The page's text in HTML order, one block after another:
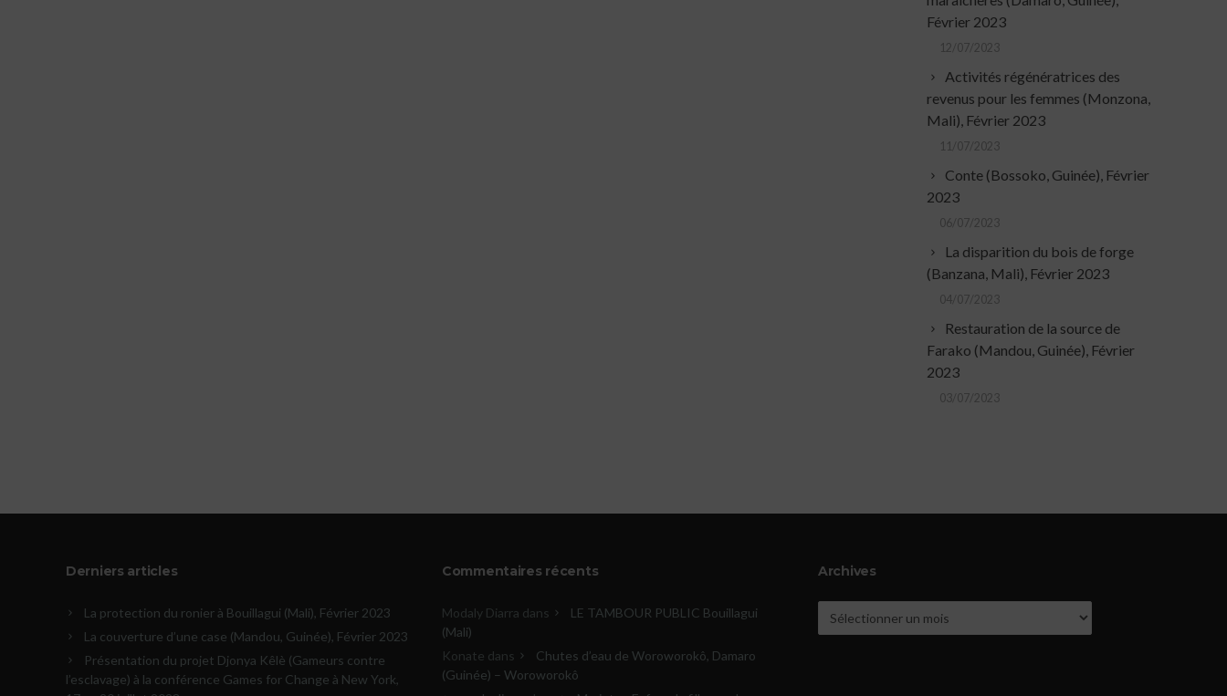
Février 2023
12/07/2023
Activités régénératrices des
revenus pour les femmes (Monzona,
Mali), Février 2023
11/07/2023
Conte (Bossoko, Guinée), Février
2023
06/07/2023
La disparition du bois de forge
(Banzana, Mali), Février 2023
04/07/2023
Restauration de la source de
Farako (Mandou, Guinée), Février
2023
03/07/2023
Derniers articles
La protection du ronier à Bouillagui (Mali), Février 2023
La couverture d’une case (Mandou, Guinée), Février 2023
Présentation du projet Djonya Kêlè (Gameurs contre
l’esclavage) à la conférence Games for Change à New York,
Commentaires récents
Modaly Diarra dans
LE TAMBOUR PUBLIC Bouillagui
(Mali)
Konate dans
Chutes d’eau de Woroworokô, Damaro
(Guinée) – Woroworokô
Archives
Archives